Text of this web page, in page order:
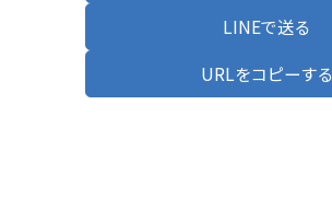
LINEで送る
URLをコピーする